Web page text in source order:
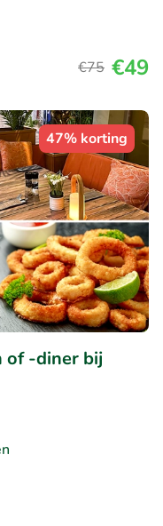
€75 €49
47% korting
of -diner bij